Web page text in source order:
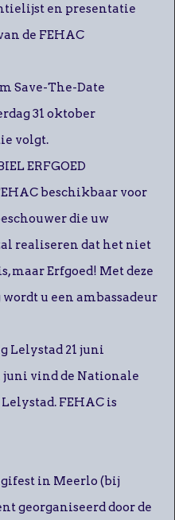
en presentatie
de FEHAC
Save-The-Date
31 oktober
volgt.
ERFGOED
beschikbaar voor
die uw
realiseren dat het niet
maar Erfgoed! Met deze
u een ambassadeur
Lelystad 21 juni
juni vind de Nationale
FEHAC is
in Meerlo (bij
georganiseerd door de